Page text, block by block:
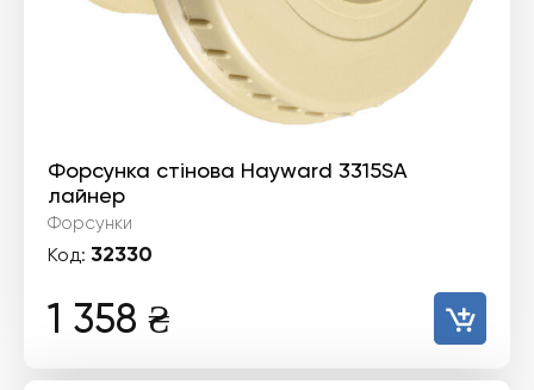
Форсунка стінова Hayward 3315SA
лайнер
Форсунки
Код: 32330
1 358 ₴